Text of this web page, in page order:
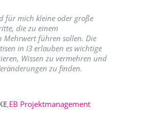
für mich kleine oder große
die zu einem
Mehrwert führen sollen. Die
in I3 erlauben es wichtige
Wissen zu vermehren und
zu finden.
,EB Projektmanagement